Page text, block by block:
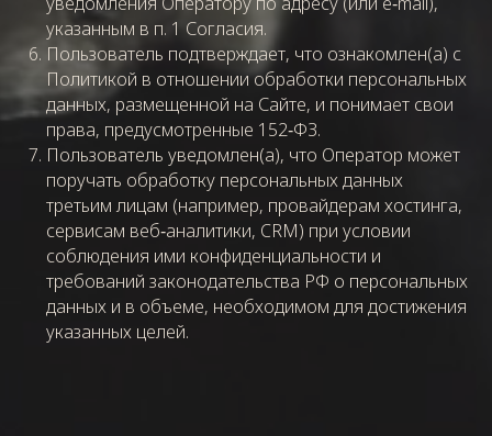
указанным в п. 1 Согласия.
Пользователь подтверждает, что ознакомлен(а) с
Политикой в отношении обработки персональных
данных, размещенной на Сайте, и понимает свои
права, предусмотренные 152‑ФЗ.
Пользователь уведомлен(а), что Оператор может
поручать обработку персональных данных
третьим лицам (например, провайдерам хостинга,
сервисам веб‑аналитики, CRM) при условии
соблюдения ими конфиденциальности и
требований законодательства РФ о персональных
данных и в объеме, необходимом для достижения
указанных целей.